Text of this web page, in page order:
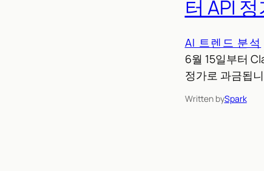
터 API
AI 트렌드 분석
6월 15일부터
정가로 과금됩
Written bySpark